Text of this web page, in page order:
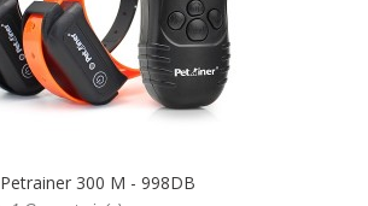
Petrainer 300 M - 998DB